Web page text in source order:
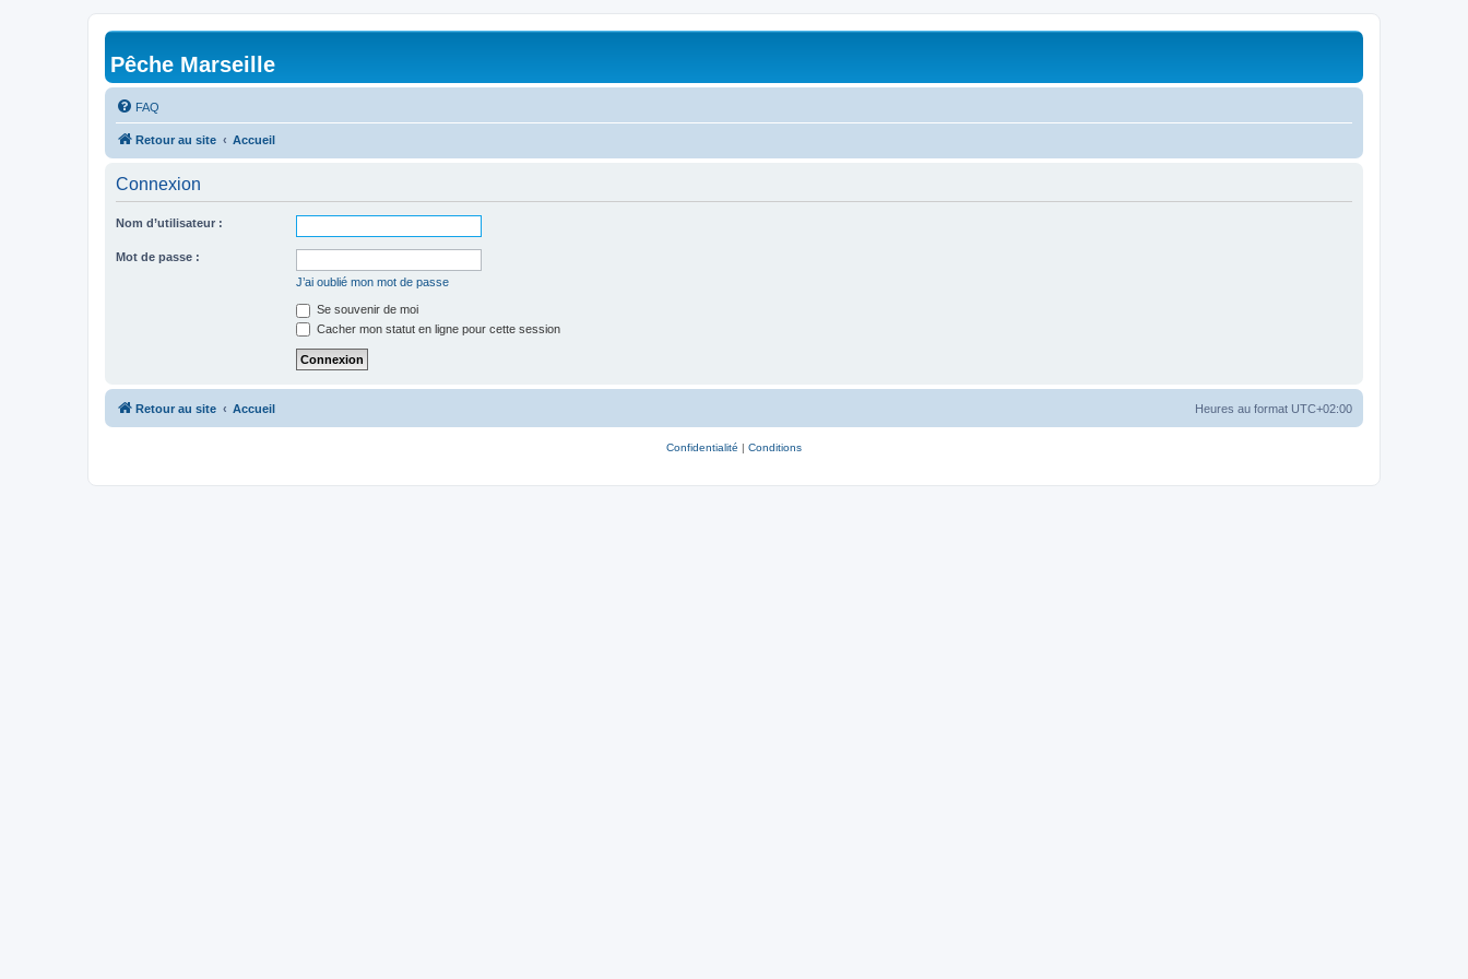
Pêche Marseille
FAQ
Retour au site Accueil
Connexion
Nom d’utilisateur :
Mot de passe :
J’ai oublié mon mot de passe
Se souvenir de moi
Cacher mon statut en ligne pour cette session
Retour au site Accueil Heures au format UTC+02:00
Confidentialité | Conditions